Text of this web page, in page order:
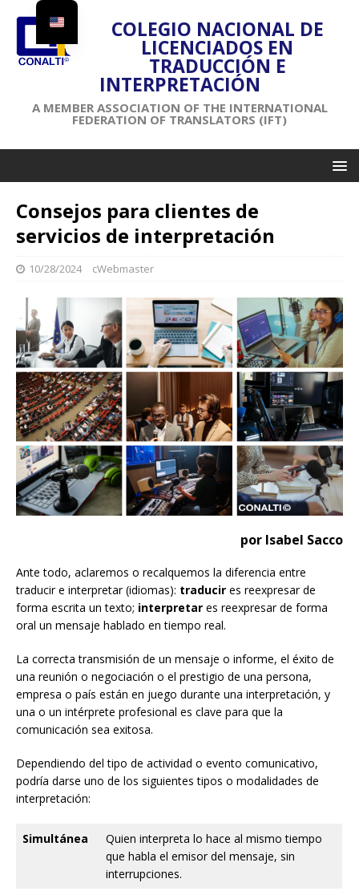
COLEGIO NACIONAL DE
LICENCIADOS EN
TRADUCCIÓN E
INTERPRETACIÓN
A MEMBER ASSOCIATION OF THE INTERNATIONAL
FEDERATION OF TRANSLATORS (IFT)
Consejos para clientes de
servicios de interpretación
10/28/2024 cWebmaster
por Isabel Sacco
Ante todo, aclaremos o recalquemos la diferencia entre
traducir e interpretar (idiomas): traducir es reexpresar de
forma escrita un texto; interpretar es reexpresar de forma
oral un mensaje hablado en tiempo real.
La correcta transmisión de un mensaje o informe, el éxito de
una reunión o negociación o el prestigio de una persona,
empresa o país están en juego durante una interpretación, y
una o un intérprete profesional es clave para que la
comunicación sea exitosa.
Dependiendo del tipo de actividad o evento comunicativo,
podría darse uno de los siguientes tipos o modalidades de
interpretación:
Simultánea
Quien interpreta lo hace al mismo tiempo
que habla el emisor del mensaje, sin
interrupciones.